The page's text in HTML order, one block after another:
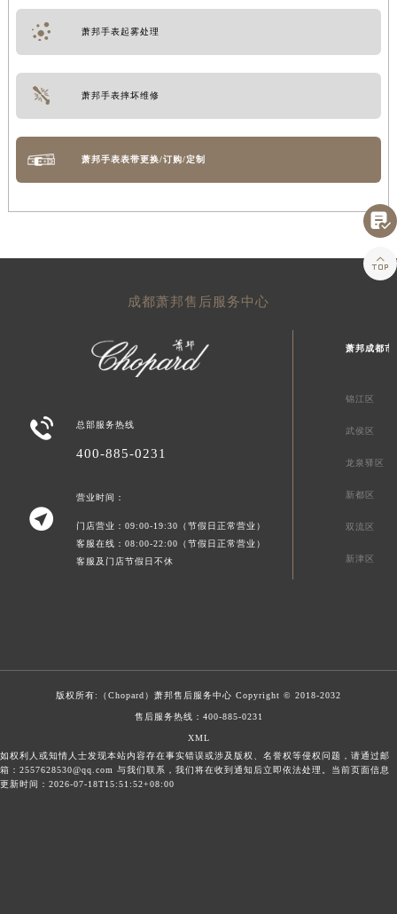
萧邦手表起雾处理
萧邦手表摔坏维修
萧邦手表表带更换/订购/定制
成都萧邦售后服务中心
 总部服务热线
400-885-0231

营业时间：
门店营业：09:00-19:30（节假日正常营业）
客服在线：08:00-22:00（节假日正常营业）
客服及门店节假日不休
萧邦成都市
锦江区
武侯区
龙泉驿区
新都区
双流区
新津区
版权所有:（Chopard） 萧邦售后服务中心 Copyright © 2018-2032
售后服务热线： 400-885-0231
XML
如权利人或知情人士发现本站内容存在事实错误或涉及版权、名誉权等侵权问题，请通过邮
箱：2557628530@qq.com 与我们联系，我们将在收到通知后立即依法处理。当前页面信息
更新时间：2026-07-18T15:51:52+08:00

